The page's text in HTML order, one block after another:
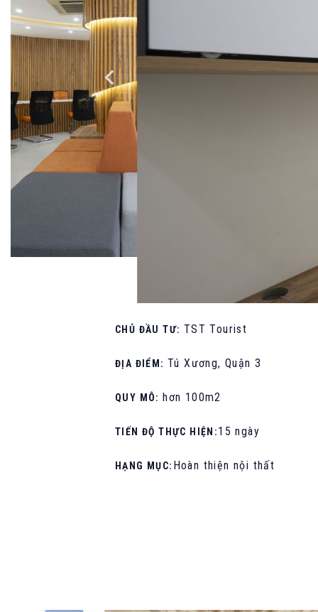
CHỦ ĐẦU TƯ: TST Tourist
ĐỊA ĐIỂM: Tú Xương, Quận 3
QUY MÔ: hơn 100m2
TIẾN ĐỘ THỰC HIỆN:15 ngày
HẠNG MỤC: Hoàn thiện nội thất